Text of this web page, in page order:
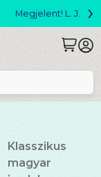
szeretlek ›
Klasszikus
magyar